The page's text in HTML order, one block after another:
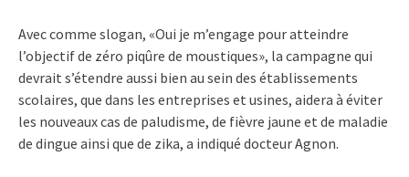
Avec comme slogan, «Oui je m’engage pour atteindre
l’objectif de zéro piqûre de moustiques», la campagne qui
devrait s’étendre aussi bien au sein des établissements
scolaires, que dans les entreprises et usines, aidera à éviter
les nouveaux cas de paludisme, de fièvre jaune et de maladie
de dingue ainsi que de zika, a indiqué docteur Agnon.